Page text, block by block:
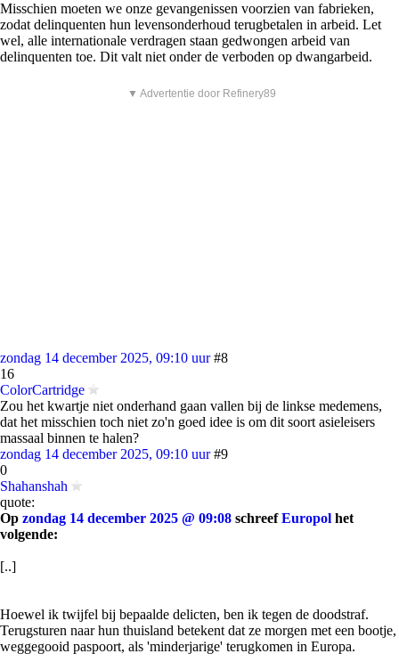
Misschien moeten we onze gevangenissen voorzien van fabrieken,
zodat delinquenten hun levensonderhoud terugbetalen in arbeid. Let
wel, alle internationale verdragen staan gedwongen arbeid van
delinquenten toe. Dit valt niet onder de verboden op dwangarbeid.
▼ Advertentie door Refinery89
zondag 14 december 2025, 09:10 uur #8
16
ColorCartridge
Zou het kwartje niet onderhand gaan vallen bij de linkse medemens,
dat het misschien toch niet zo'n goed idee is om dit soort asieleisers
massaal binnen te halen?
zondag 14 december 2025, 09:10 uur #9
0
Shahanshah
quote:
Op zondag 14 december 2025 @ 09:08 schreefEuropol het
volgende:
[..]
Hoewel ik twijfel bij bepaalde delicten, ben ik tegen de doodstraf.
Terugsturen naar hun thuisland betekent dat ze morgen met een bootje,
weggegooid paspoort, als 'minderjarige' terugkomen in Europa.